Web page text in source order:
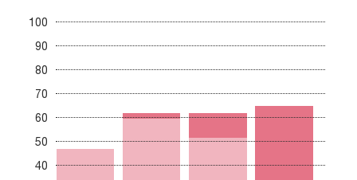
100
90
80
70
60
50
40